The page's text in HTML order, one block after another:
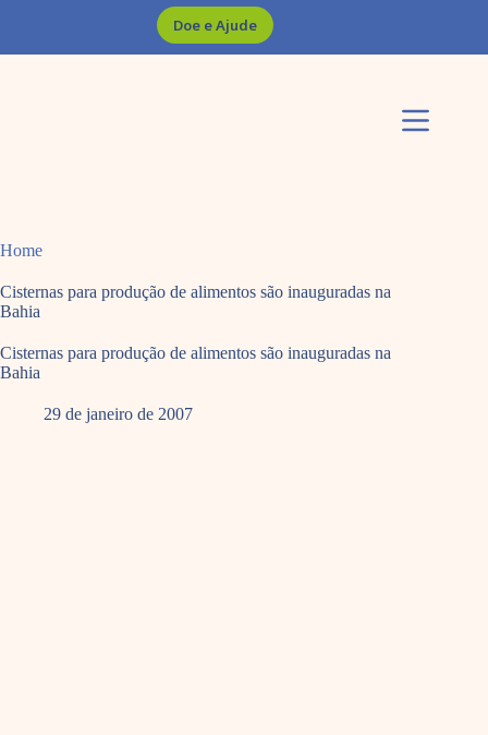
Doe e Ajude
Home
Cisternas para produção de alimentos são inauguradas na
Bahia
Cisternas para produção de alimentos são inauguradas na
Bahia
29 de janeiro de 2007